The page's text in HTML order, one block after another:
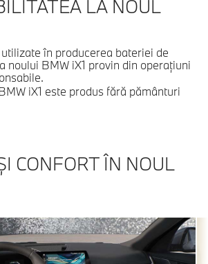
LA NOUL
în producerea bateriei de
noului BMW iX1 provin din operaţiuni
iX1 este produs fără pământuri
CONFORT ÎN NOUL